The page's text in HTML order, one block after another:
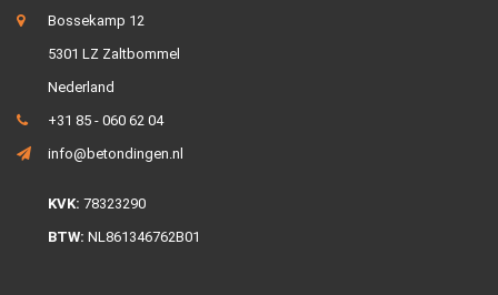
Bossekamp 12
5301 LZ Zaltbommel
Nederland
+31 85 - 060 62 04
info@betondingen.nl
KVK: 78323290
BTW: NL861346762B01